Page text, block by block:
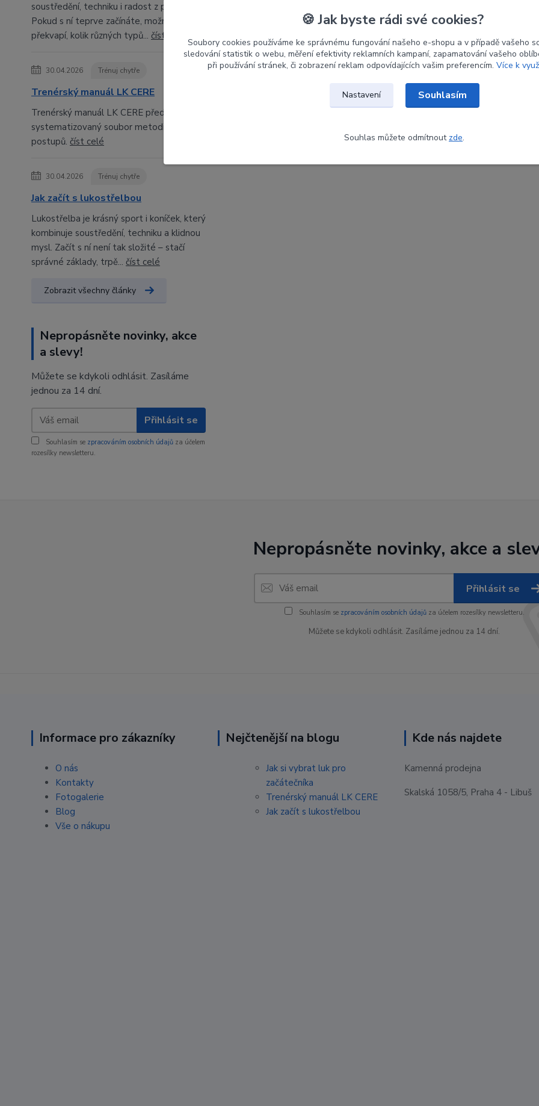
soustředění, techniku i radost z pohybu.
Pokud s ní teprve začínáte, možná vás
překvapí, kolik různých typů... číst celé
30.04.2026 Trénuj chytře
Trenérský manuál LK CERE
Trenérský manuál LK CERE představuje
systematizovaný soubor metodických
postupů. číst celé
30.04.2026 Trénuj chytře
Jak začít s lukostřelbou
Lukostřelba je krásný sport i koníček, který
kombinuje soustředění, techniku a klidnou
mysl. Začít s ní není tak složité – stačí
správné základy, trpě... číst celé
Zobrazit všechny články
Nepropásněte novinky, akce
a slevy!
Můžete se kdykoli odhlásit. Zasíláme
jednou za 14 dní.
Přihlásit se
Souhlasím se zpracováním osobních údajů za účelem
rozesílky newsletteru.
Nepropásněte novinky, akce a
Přihlásit se
Souhlasím se zpracováním osobních údajůza účelem rozesílky newsletteru.
Můžete se kdykoli odhlásit. Zasíláme jednou za 14 dní.
Informace pro zákazníky
O nás
Kontakty
Fotogalerie
Blog
Vše o nákupu
Nejčtenější na blogu
Jak si vybrat luk pro
začátečníka
Trenérský manuál LK CERE
Jak začít s lukostřelbou
Kde nás najdete
Kamenná prodejna
Skalská 1058/5, Praha 4 - Libuš
🍪 Jak byste rádi své cookies?
Soubory cookies používáme ke správnému fungování našeho e-shopu a v případě vašeho
sledování statistik o webu, měření efektivity reklamních kampaní, zapamatování vašeho
při používání stránek, či zobrazení reklam odpovídajících vašim preferencím. Více k
Nastavení Souhlasím
Souhlas můžete odmítnout zde.